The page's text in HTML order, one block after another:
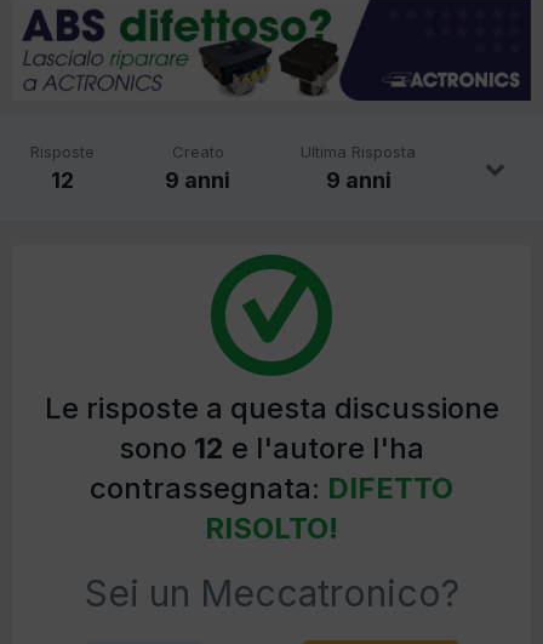
Risposte
12
Creato
9 anni
Ultima Risposta
9 anni
Le risposte a questa discussione
sono 12 e l'autore l'ha
contrassegnata: DIFETTO
RISOLTO!
Sei un Meccatronico?